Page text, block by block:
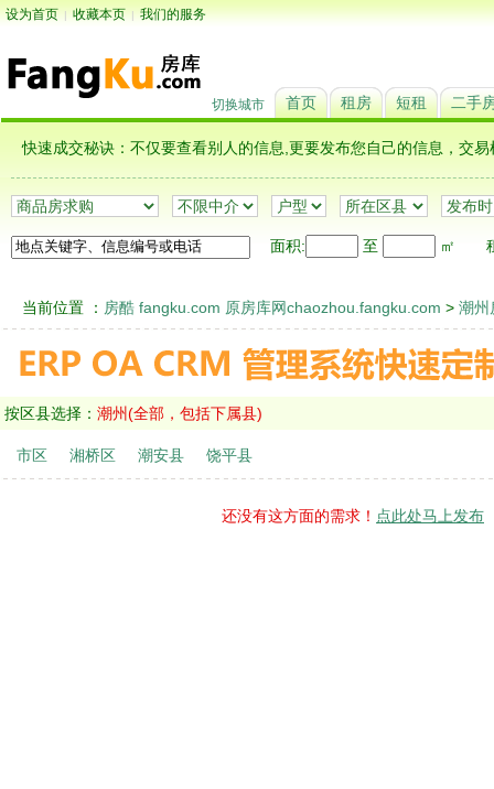
设为首页 | 收藏本页 | 我们的服务
切换城市 首页 租房 短租 二手
快速成交秘诀：不仅要查看别人的信息,更要发布您自己的信息，
面积: 至 ㎡
当前位置 ： 房酷 fangku.com 原房库网chaozhou.fangku.com > 潮州
按区县选择： 潮州(全部，包括下属县)
市区 湘桥区 潮安县 饶平县
还没有这方面的需求！ 点此处马上发布